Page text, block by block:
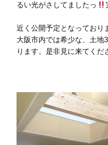
るい光がさしてましたっ
近く公開予定となっており
大阪市内では希少な、土地
ります。是非見に来てくだ